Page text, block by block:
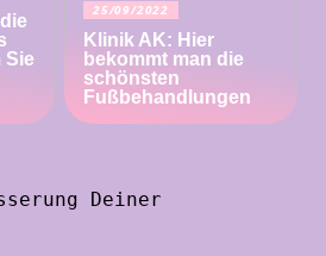
Sie
25/09/2022
Klinik AK: Hier
bekommt man die
schönsten
Fußbehandlungen
Deiner